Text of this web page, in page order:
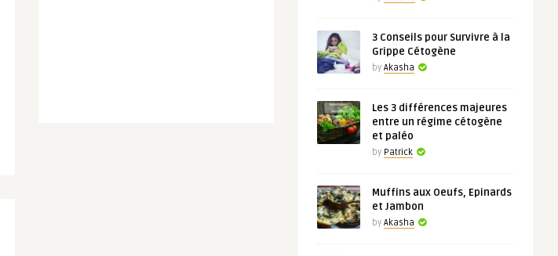
3 Conseils pour Survivre à la
Grippe Cétogène
by Akasha
Les 3 différences majeures
entre un régime cétogène
et paléo
by Patrick
Muffins aux Oeufs, Epinards
et Jambon
by Akasha